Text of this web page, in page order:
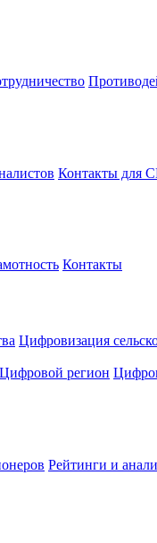
Контакты для
Контакты
Цифровизация
Цифровой регион
Рейтинги и